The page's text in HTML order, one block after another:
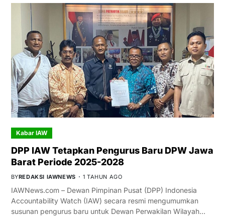
Kabar IAW
DPP IAW Tetapkan Pengurus Baru DPW Jawa
Barat Periode 2025-2028
BYREDAKSI IAWNEWS 1 TAHUN AGO
IAWNews.com – Dewan Pimpinan Pusat (DPP) Indonesia
Accountability Watch (IAW) secara resmi mengumumkan
susunan pengurus baru untuk Dewan Perwakilan Wilayah…